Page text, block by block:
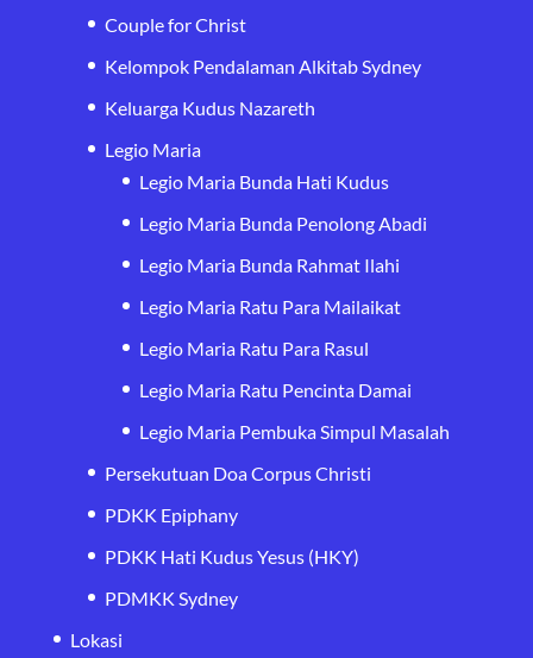
Couple for Christ
Kelompok Pendalaman Alkitab Sydney
Keluarga Kudus Nazareth
Legio Maria
Legio Maria Bunda Hati Kudus
Legio Maria Bunda Penolong Abadi
Legio Maria Bunda Rahmat Ilahi
Legio Maria Ratu Para Mailaikat
Legio Maria Ratu Para Rasul
Legio Maria Ratu Pencinta Damai
Legio Maria Pembuka Simpul Masalah
Persekutuan Doa Corpus Christi
PDKK Epiphany
PDKK Hati Kudus Yesus (HKY)
PDMKK Sydney
Lokasi